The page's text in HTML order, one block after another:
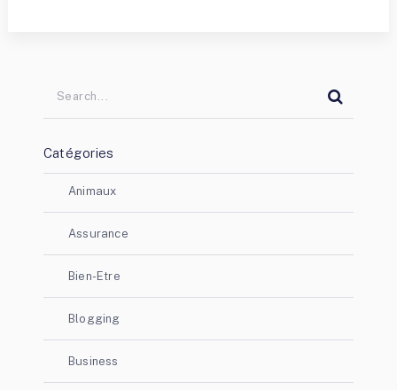
Catégories
Animaux
Assurance
Bien-Etre
Blogging
Business